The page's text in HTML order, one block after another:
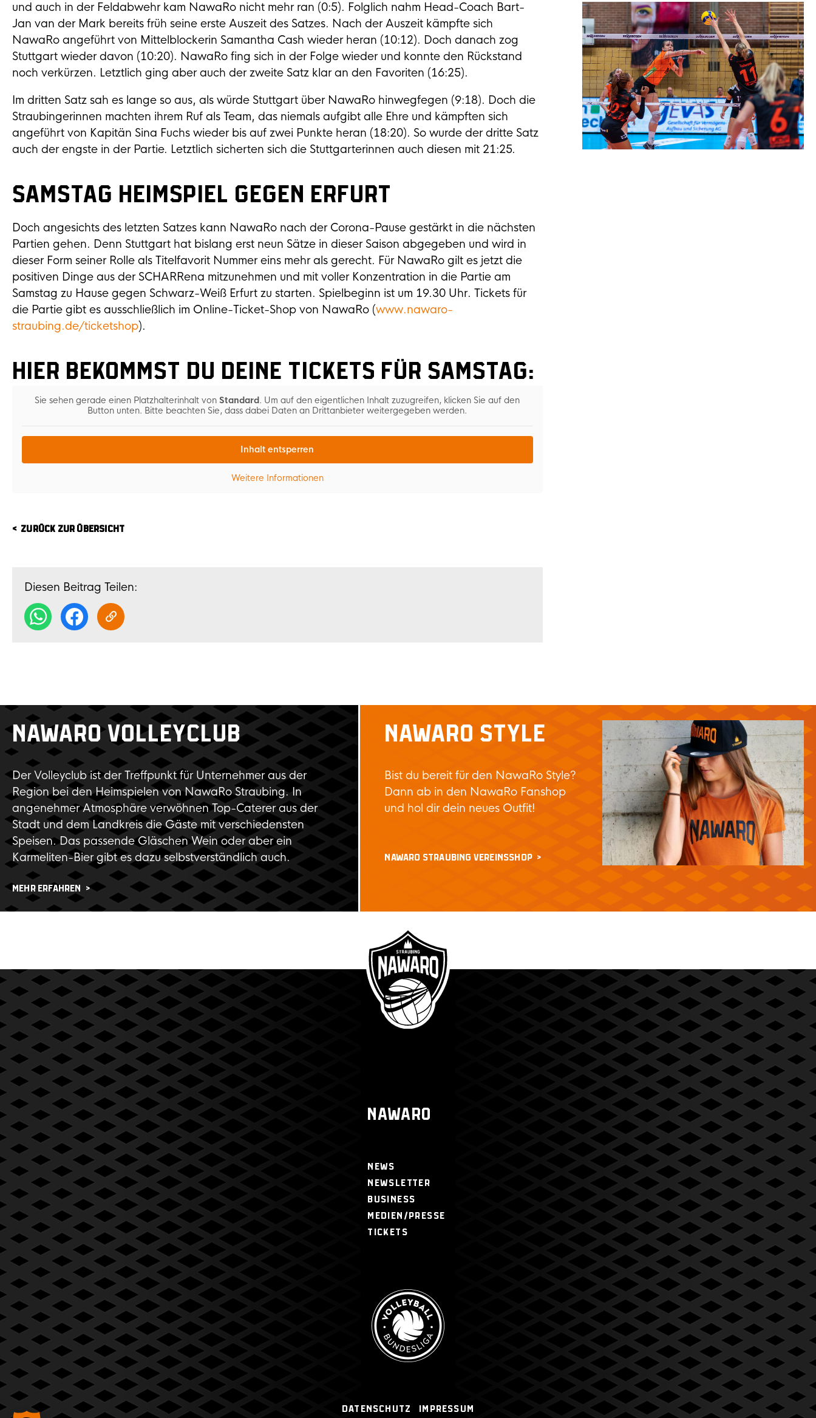
und auch in der Feldabwehr kam NawaRo nicht mehr ran (0:5). Folglich nahm Head-Coach Bart-
Jan van der Mark bereits früh seine erste Auszeit des Satzes. Nach der Auszeit kämpfte sich
NawaRo angeführt von Mittelblockerin Samantha Cash wieder heran (10:12). Doch danach zog
Stuttgart wieder davon (10:20). NawaRo fing sich in der Folge wieder und konnte den Rückstand
noch verkürzen. Letztlich ging aber auch der zweite Satz klar an den Favoriten (16:25).
Im dritten Satz sah es lange so aus, als würde Stuttgart über NawaRo hinwegfegen (9:18). Doch die
Straubingerinnen machten ihrem Ruf als Team, das niemals aufgibt alle Ehre und kämpften sich
angeführt von Kapitän Sina Fuchs wieder bis auf zwei Punkte heran (18:20). So wurde der dritte Satz
auch der engste in der Partie. Letztlich sicherten sich die Stuttgarterinnen auch diesen mit 21:25.
Samstag Heimspiel gegen Erfurt
Doch angesichts des letzten Satzes kann NawaRo nach der Corona-Pause gestärkt in die nächsten
Partien gehen. Denn Stuttgart hat bislang erst neun Sätze in dieser Saison abgegeben und wird in
dieser Form seiner Rolle als Titelfavorit Nummer eins mehr als gerecht. Für NawaRo gilt es jetzt die
positiven Dinge aus der SCHARRena mitzunehmen und mit voller Konzentration in die Partie am
Samstag zu Hause gegen Schwarz-Weiß Erfurt zu starten. Spielbeginn ist um 19.30 Uhr. Tickets für
die Partie gibt es ausschließlich im Online-Ticket-Shop von NawaRo (www.nawaro-
straubing.de/ticketshop).
Hier bekommst du deine Tickets für Samstag:
Sie sehen gerade einen Platzhalterinhalt vonStandard. Um auf den eigentlichen Inhalt zuzugreifen, klicken Sie auf den
Button unten. Bitte beachten Sie, dass dabei Daten an Drittanbieter weitergegeben werden.
Inhalt entsperren
Weitere Informationen
ZURÜCK ZUR ÜBERSICHT
Diesen Beitrag Teilen:
NAWARO VOLLEYCLUB
Der Volleyclub ist der Treffpunkt für Unternehmer aus der
Region bei den Heimspielen von NawaRo Straubing. In
angenehmer Atmosphäre verwöhnen Top-Caterer aus der
Stadt und dem Landkreis die Gäste mit verschiedensten
Speisen. Das passende Gläschen Wein oder aber ein
Karmeliten-Bier gibt es dazu selbstverständlich auch.
MEHR ERFAHREN
NAWARO STYLE
Bist du bereit für den NawaRo Style?
Dann ab in den NawaRo Fanshop
und hol dir dein neues Outfit!
NAWARO STRAUBING VEREINSSHOP
NAWARO
NEWS
NEWSLETTER
BUSINESS
MEDIEN/PRESSE
TICKETS
Datenschutz Impressum